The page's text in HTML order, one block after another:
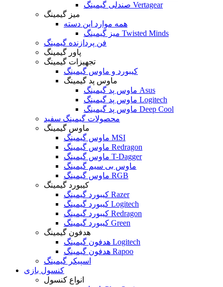
صندلی گیمینگ Vertagear
میز گیمینگ
همه موارد این دسته
میز گیمینگ Twisted Minds
فن پردازنده گیمینگ
پاور گیمینگ
تجهیزات گیمینگ
کیبورد و ماوس گیمینگ
ماوس پد گیمینگ
ماوس پد گیمینگ Asus
ماوس پد گیمینگ Logitech
ماوس پد گیمینگ Deep Cool
محصولات گیمینگ سفید
ماوس گیمینگ
ماوس گیمینگ MSI
ماوس گیمینگ Redragon
ماوس گیمینگ T-Dagger
ماوس بی سیم گیمینگ
ماوس گیمینگ RGB
کیبورد گیمینگ
کیبورد گیمینگ Razer
کیبورد گیمینگ Logitech
کیبورد گیمینگ Redragon
کیبورد گیمینگ Green
هدفون گیمینگ
هدفون گیمینگ Logitech
هدفون گیمینگ Rapoo
اسپیکر گیمینگ
کنسول بازی
انواع کنسول